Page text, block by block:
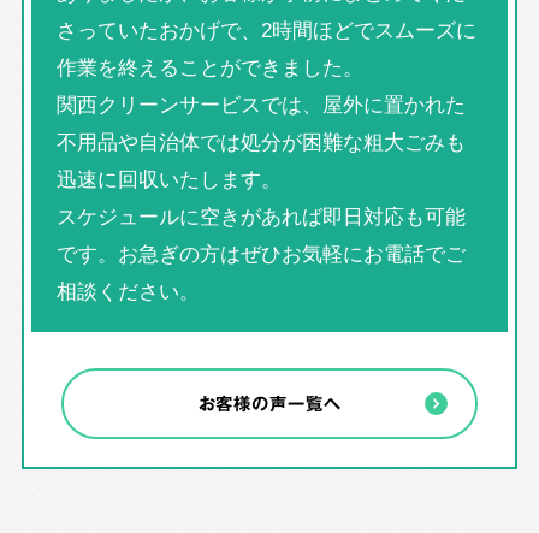
さっていたおかげで、2時間ほどでスムーズに
作業を終えることができました。
関西クリーンサービスでは、屋外に置かれた
不用品や自治体では処分が困難な粗大ごみも
迅速に回収いたします。
スケジュールに空きがあれば即日対応も可能
です。お急ぎの方はぜひお気軽にお電話でご
相談ください。
お客様の声一覧へ